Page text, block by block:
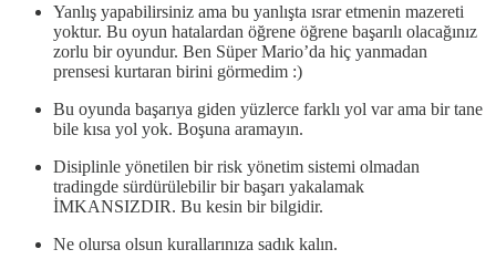
Yanlış yapabilirsiniz ama bu yanlışta ısrar etmenin mazereti
yoktur. Bu oyun hatalardan öğrene öğrene başarılı olacağınız
zorlu bir oyundur. Ben Süper Mario’da hiç yanmadan
prensesi kurtaran birini görmedim :)
Bu oyunda başarıya giden yüzlerce farklı yol var ama bir tane
bile kısa yol yok. Boşuna aramayın.
Disiplinle yönetilen bir risk yönetim sistemi olmadan
tradingde sürdürülebilir bir başarı yakalamak
İMKANSIZDIR. Bu kesin bir bilgidir.
Ne olursa olsun kurallarınıza sadık kalın.